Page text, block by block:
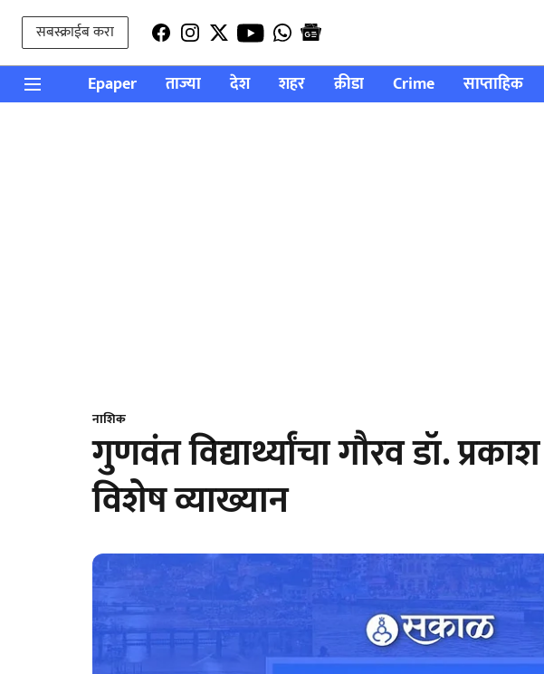
सबस्क्राईब करा
Epaper ताज्या देश शहर क्रीडा Crime साप्ताहिक
नाशिक
गुणवंत विद्यार्थ्यांचा गौरव डॉ.
विशेष व्याख्यान